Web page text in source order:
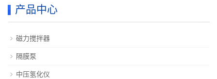
产品中心
磁力搅拌器
隔膜泵
中压氢化仪